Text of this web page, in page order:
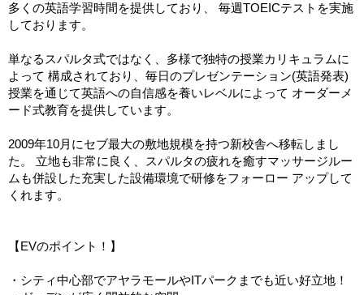
多くの英語学習時間を提供しており、 毎週TOEICテストを実施
しております。
単なるスパルタ式ではなく、多様で独特の授業カリキュラムに
よって 構成されており、毎日のプレゼンテーション(英語発表)
授業を通じて英語への自信感を養いレベルによって オーダーメ
ード式教育を提供しています。
2009年10月にセブ最大の敷地規模を持つ新校舎へ移転しまし
た。 立地も非常に良く、スパルタの疲れを癒すマッサージルー
ムも併設した充実した設備環境で研修をフォーロー アップして
くれます。
【EVのポイント！】
・シティ中心部でアヤラモールやITパークまでも近い好立地！